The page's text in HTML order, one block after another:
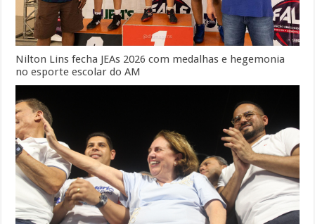
Nilton Lins fecha JEAs 2026 com medalhas e hegemonia
no esporte escolar do AM